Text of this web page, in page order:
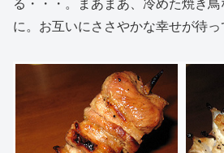
る・・・。まあまあ、冷めた焼き
に。お互いにささやかな幸せが待っ